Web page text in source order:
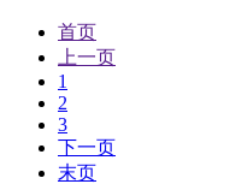
首页
上一页
1
2
3
下一页
末页